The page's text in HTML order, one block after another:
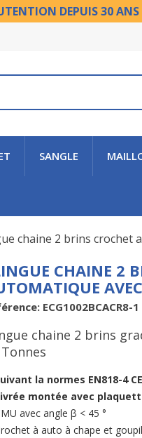
DEPUIS 30 ANS
SANGLE
chaine 2 brins crochet
CHAINE 2
ECG1002BCACR8-1
chaine 2 brins
la normes EN818-4 CE
montée avec
avec angle β < 45 °
à auto à chape et